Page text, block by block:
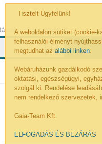
Tisztelt Ügyfelünk!
A weboldalon sütiket (cookie-
felhasználói élményt
megtudhat azalábbi linken.
Webáruházunk gazdálkodó
oktatási, egészségügyi,
szolgál ki. Rendelése
nem rendelkező szervezetek,
Gaia-Team Kft.
ELFOGADÁS ÉS BEZÁRÁS
Referenciák